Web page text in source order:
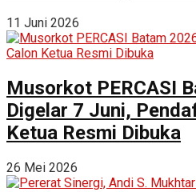
11 Juni 2026
Musorkot PERCASI
Digelar 7 Juni,
Ketua Resmi Dibuka
26 Mei 2026